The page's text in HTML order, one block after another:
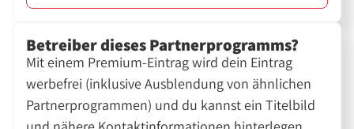
Betreiber dieses Partnerprogramms?
Mit einem Premium-Eintrag wird dein Eintrag
werbefrei (inklusive Ausblendung von ähnlichen
Partnerprogrammen) und du kannst ein Titelbild